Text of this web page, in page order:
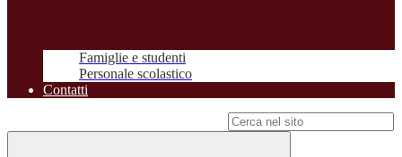
Famiglie e studenti
Personale scolastico
Contatti